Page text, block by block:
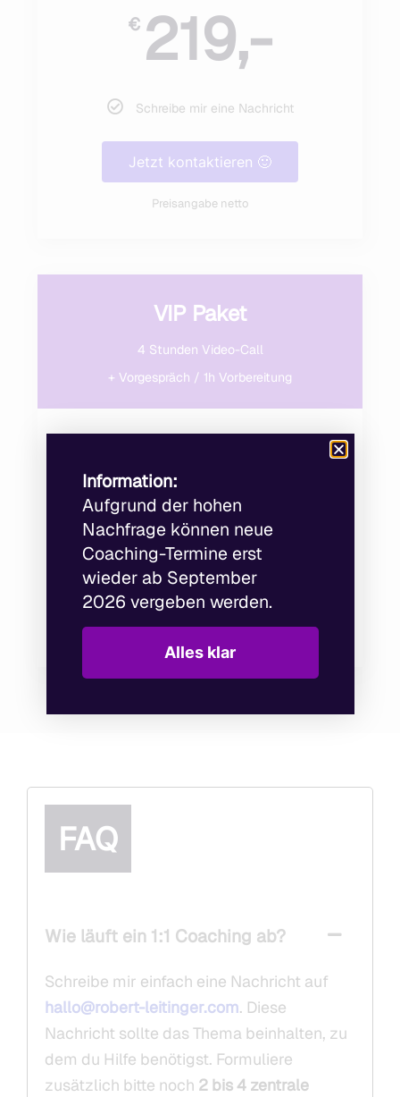
€ 219,-
Schreibe mir eine Nachricht
Jetzt kontaktieren 🙂
Preisangabe netto
VIP Paket
4 Stunden Video-Call
+ Vorgespräch / 1h Vorbereitung
649,-
Schreibe mir eine Nachricht
Jetzt kontaktieren 🙂
Preisangabe netto
FAQ
Wie läuft ein 1:1 Coaching ab?
Schreibe mir einfach eine Nachricht auf
hallo@robert-leitinger.com. Diese
Nachricht sollte das Thema beinhalten, zu
dem du Hilfe benötigst. Formuliere
zusätzlich bitte noch 2 bis 4 zentrale
Information:
Aufgrund der hohen
Nachfrage können neue
Coaching-Termine erst
wieder ab September
2026 vergeben werden.
Alles klar